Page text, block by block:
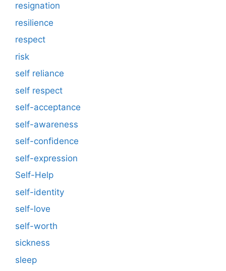
resignation
resilience
respect
risk
self reliance
self respect
self-acceptance
self-awareness
self-confidence
self-expression
Self-Help
self-identity
self-love
self-worth
sickness
sleep